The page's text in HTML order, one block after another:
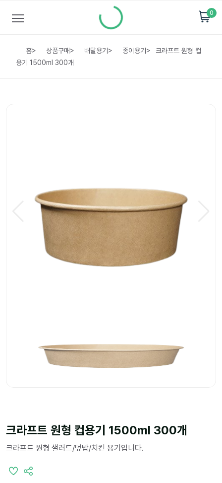
0
홈> 상품구매> 배달용기 > 종이용기 >
크라프트 원형 컵
용기 1500ml 300개
크라프트 원형 컵용기 1500ml 300개
크라프트 원형 샐러드/덮밥/치킨 용기입니다.